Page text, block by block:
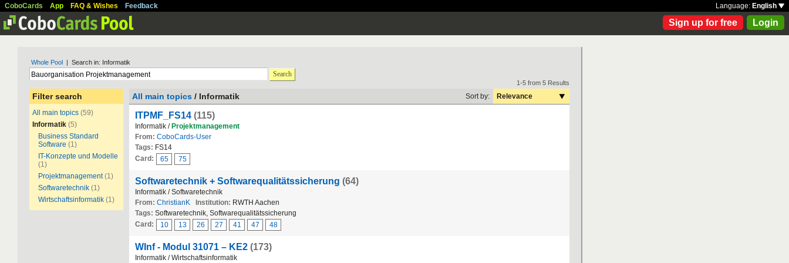
CoboCards App FAQ & Wishes Feedback Language: English
Sign up for free Login
Whole Pool | Search in: Informatik
Search
Filter search
All main topics (59)
Informatik (5)
Business Standard
Software (1)
IT-Konzepte und Modelle
(1)
Projektmanagement (1)
Softwaretechnik (1)
Wirtschaftsinformatik (1)
1-5 from 5 Results
All main topics / Informatik Sort by: Relevance
ITPMF_FS14 (115)
Informatik / Projektmanagement
From: CoboCards-User
Tags: FS14
Card:
65 75
Softwaretechnik + Softwarequalitätssicherung (64)
Informatik / Softwaretechnik
From: ChristianK Institution: RWTH Aachen
Tags: Softwaretechnik, Softwarequalitätssicherung
Card:
10 13 26 27 41 47 48
WInf - Modul 31071 – KE2 (173)
Informatik / Wirtschaftsinformatik